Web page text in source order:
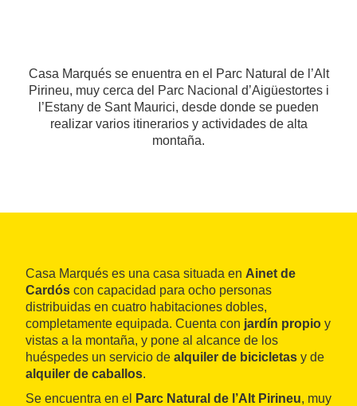
Casa Marqués se enuentra en el Parc Natural de l’Alt
Pirineu, muy cerca del Parc Nacional d’Aigüestortes i
l’Estany de Sant Maurici, desde donde se pueden
realizar varios itinerarios y actividades de alta
montaña.
Casa Marqués es una casa situada en Ainet de
Cardós con capacidad para ocho personas
distribuidas en cuatro habitaciones dobles,
completamente equipada. Cuenta con jardín propio y
vistas a la montaña, y pone al alcance de los
huéspedes un servicio de alquiler de bicicletas y de
alquiler de caballos.
Se encuentra en el
Parc Natural de l’Alt Pirineu, muy